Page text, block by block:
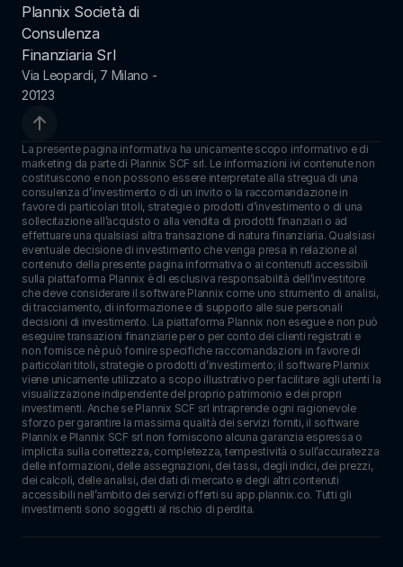
La presente pagina informativa ha unicamente scopo informativo e di
marketing da parte di Plannix SCF srl. Le informazioni ivi contenute non
costituiscono e non possono essere interpretate alla stregua di una
consulenza d’investimento o di un invito o la raccomandazione in
favore di particolari titoli, strategie o prodotti d’investimento o di una
sollecitazione all’acquisto o alla vendita di prodotti finanziari o ad
effettuare una qualsiasi altra transazione di natura finanziaria. Qualsiasi
eventuale decisione di investimento che venga presa in relazione al
contenuto della presente pagina informativa o ai contenuti accessibili
sulla piattaforma Plannix è di esclusiva responsabilità dell’investitore
che deve considerare il software Plannix come uno strumento di analisi,
di tracciamento, di informazione e di supporto alle sue personali
decisioni di investimento. La piattaforma Plannix non esegue e non può
eseguire transazioni finanziarie per o per conto dei clienti registrati e
non fornisce nè può fornire specifiche raccomandazioni in favore di
particolari titoli, strategie o prodotti d’investimento; il software Plannix
viene unicamente utilizzato a scopo illustrativo per facilitare agli utenti la
visualizzazione indipendente del proprio patrimonio e dei propri
investimenti. Anche se Plannix SCF srl intraprende ogni ragionevole
sforzo per garantire la massima qualità dei servizi forniti, il software
Plannix e Plannix SCF srl non forniscono alcuna garanzia espressa o
implicita sulla correttezza, completezza, tempestività o sull’accuratezza
delle informazioni, delle assegnazioni, dei tassi, degli indici, dei prezzi,
dei calcoli, delle analisi, dei dati di mercato e degli altri contenuti
accessibili nell’ambito dei servizi offerti su app.plannix.co. Tutti gli
investimenti sono soggetti al rischio di perdita.
Plannix Società di
Consulenza
Finanziaria Srl
Via Leopardi, 7 Milano -
20123